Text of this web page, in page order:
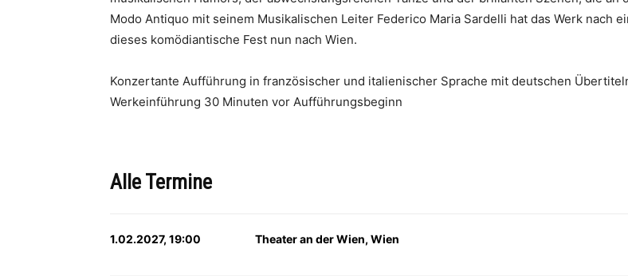
Modo Antiquo mit seinem Musikalischen Leiter Federico Maria Sardelli hat das Werk
dieses komödiantische Fest nun nach Wien.
Konzertante Aufführung in französischer und italienischer Sprache mit deutschen
Werkeinführung 30 Minuten vor Aufführungsbeginn
Alle Termine
1.02.2027, 19:00 Theater an der Wien, Wien